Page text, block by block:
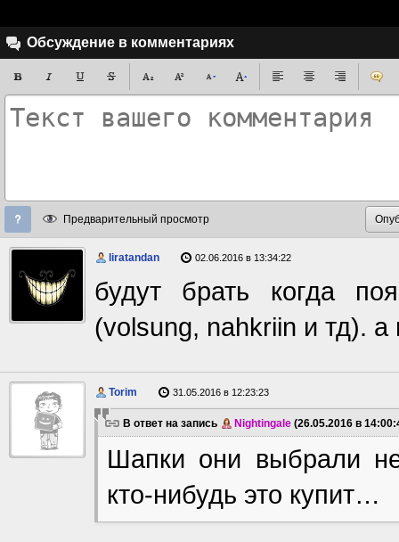
Обсуждение в комментариях
Предварительный просмотр
liratandan 02.06.2016 в 13:34:22
будут брать когда
(volsung, nahkriin и тд). а
Torim 31.05.2016 в 12:23:23
В ответ на запись Nightingale (26.05.2016 в
Шапки они выбрали
кто-нибудь это купит…